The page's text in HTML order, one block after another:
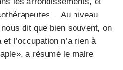
Au niveau
dit que bien souvent, on
l’occupation n’a rien à
a résumé le maire